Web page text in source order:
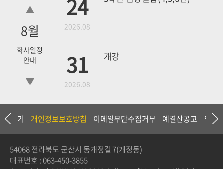
8월
학사일정
안내
24
2026.08
31
2026.08
개강
18 4학년 1차 모의고사
담하기 개인정보보호방침 이메일무단수집거부 예결산공고 입찰
54068 전라북도 군산시 동개정길 7(개정동)
대표번호 :063-450-3855